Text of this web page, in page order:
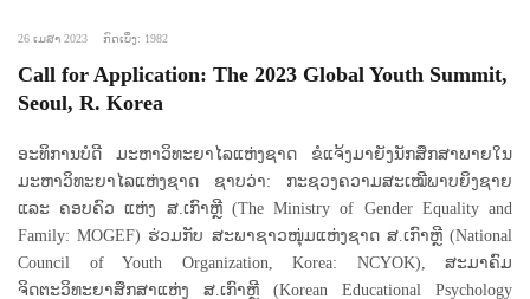
26 ເມສາ 2023 ກົດເບິ່ງ: 1982
Call for Application: The 2023 Global Youth Summit,
Seoul, R. Korea
ອະທິການບໍດີ ມະຫາວິທະຍາໄລແຫ່ງຊາດ ຂໍແຈ້ງມາຍັງນັກສຶກສາພາຍໃນ
ມະຫາວິທະຍາໄລແຫ່ງຊາດ ຊາບວ່າ: ກະຊວງຄວາມສະເໝີພາບຍິງຊາຍ
ແລະ ຄອບຄົວ ແຫ່ງ ສ.ເກົາຫຼີ (The Ministry of Gender Equality and
Family: MOGEF) ຮ່ວມກັບ ສະພາຊາວໜຸ່ມແຫ່ງຊາດ ສ.ເກົາຫຼີ (National
Council of Youth Organization, Korea: NCYOK), ສະມາຄົມ
ຈິດຕະວິທະຍາສຶກສາແຫ່ງ ສ.ເກົາຫຼີ (Korean Educational Psychology